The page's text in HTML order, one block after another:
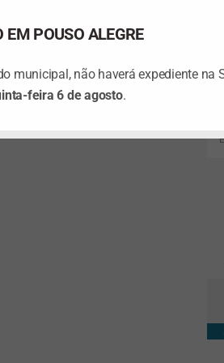
EM POUSO ALEGRE
municipal, não haverá expediente na
feira 6 de agosto.